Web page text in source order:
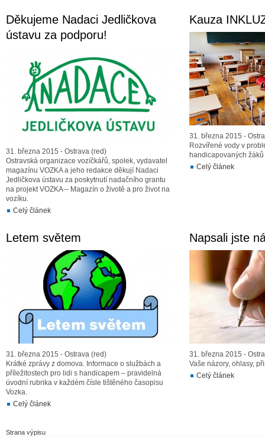
Děkujeme Nadaci Jedličkova
ústavu za podporu!
31. března 2015 - Ostrava (red)
Ostravská organizace vozíčkářů, spolek, vydavatel
magazínu VOZKA a jeho redakce děkují Nadaci
Jedličkova ústavu za poskytnutí nadačního grantu
na projekt VOZKA – Magazín o životě a pro život na
vozíku.
Celý článek
Kauza
31. března 2015 -
Rozvířené vody v
handicapovaných žáků
Celý článek
Letem světem
31. března 2015 - Ostrava (red)
Krátké zprávy z domova. Informace o službách a
příležitostech pro lidi s handicapem – pravidelná
úvodní rubrika v každém čísle tištěného časopisu
Vozka.
Celý článek
Napsali jste
31. března 2015 -
Vaše názory, ohlasy,
Celý článek
Strana výpisu